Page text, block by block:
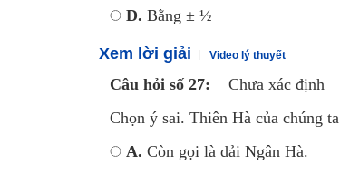
D. Bằng ± ½
Xem lời giải Video lý thuyết
Câu hỏi số 27:
Chưa xác định
Chọn ý sai. Thiên Hà của chúng ta
A. Còn gọi là dải Ngân Hà.